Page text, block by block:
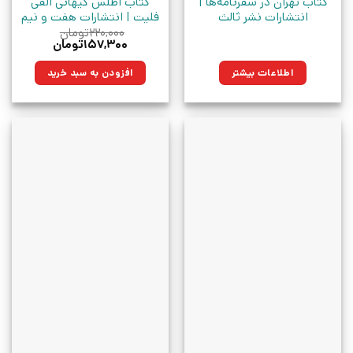
انتشارات نشر ثالث
اطلاعات بیشتر
فلیت | انتشارات هفت و نیم
۲۲۰,۰۰۰تومان
قیمت
۲۲۰,۰۰۰تومان
بود.
۱۵۷,۳۰۰تومان
۱۵۷,۳۰۰تومان.افزودن به سبد خرید